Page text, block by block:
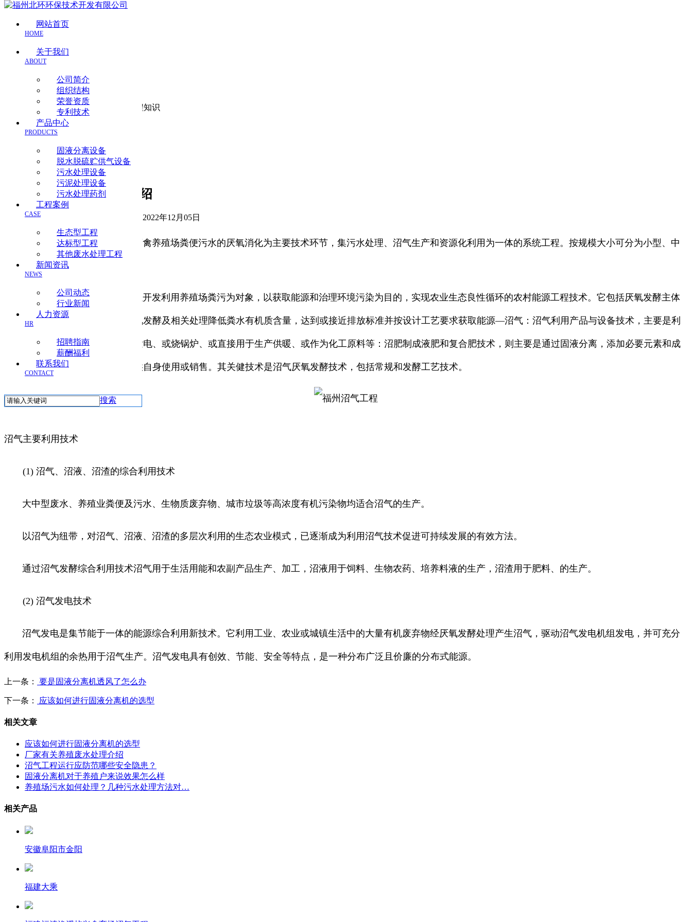
网站首页
HOME
关于我们
ABOUT
公司简介
组织结构
荣誉资质
专利技术
产品中心
PRODUCTS
固液分离设备
脱水脱硫贮供气设备
污水处理设备
污泥处理设备
污水处理药剂
工程案例
CASE
生态型工程
达标型工程
其他废水处理工程
新闻资讯
NEWS
公司动态
行业新闻
人力资源
HR
招聘指南
薪酬福利
联系我们
CONTACT
搜索
沼气工程知识
首页>信息动态 > 沼气工程知识
公司动态
废水处理知识
污水处理百科
沼气工程知识
行业新闻
有关沼气主要利用技术介绍
信息来源： | 发布时间：2022年12月05日
福州沼气工程是指以规模化畜禽养殖场粪便污水的厌氧消化为主要技术环节，集污水处理、沼气生产和资源化利用为一体的系统工程。按规模大小可分为小型、中
型和大型沼气工程。
大中型沼气工程技术是一项以开发利用养殖场粪污为对象，以获取能源和治理环境污染为目的，实现农业生态良性循环的农村能源工程技术。它包括厌氧发酵主体
及配套工程技术，主要是通过厌氧发酵及相关处理降低粪水有机质含量，达到或接近排放标准并按设计工艺要求获取能源—沼气：沼气利用产品与设备技术，主要是利
用沼气或直接用于生活用能，或发电、或烧锅炉、或直接用于生产供暖、或作为化工原料等：沼肥制成液肥和复合肥技术，则主要是通过固液分离，添加必要元素和成
份，使沼肥制成液肥或复合肥，供自身使用或销售。其关健技术是沼气厌氧发酵技术，包括常规和发酵工艺技术。
沼气主要利用技术
(1) 沼气、沼液、沼渣的综合利用技术
大中型废水、养殖业粪便及污水、生物质废弃物、城市垃圾等高浓度有机污染物均适合沼气的生产。
以沼气为纽带，对沼气、沼液、沼渣的多层次利用的生态农业模式，已逐渐成为利用沼气技术促进可持续发展的有效方法。
通过沼气发酵综合利用技术沼气用于生活用能和农副产品生产、加工，沼液用于饲料、生物农药、培养料液的生产，沼渣用于肥料、的生产。
(2) 沼气发电技术
沼气发电是集节能于一体的能源综合利用新技术。它利用工业、农业或城镇生活中的大量有机废弃物经厌氧发酵处理产生沼气，驱动沼气发电机组发电，并可充分
利用发电机组的余热用于沼气生产。沼气发电具有创效、节能、安全等特点，是一种分布广泛且价廉的分布式能源。
上一条： 要是固液分离机透风了怎么办
下一条： 应该如何进行固液分离机的选型
相关文章
应该如何进行固液分离机的选型
厂家有关养殖废水处理介绍
沼气工程运行应防范哪些安全隐患？
固液分离机对于养殖户来说效果怎么样
养殖场污水如何处理？几种污水处理方法对…
相关产品
安徽阜阳市金阳
福建大乘